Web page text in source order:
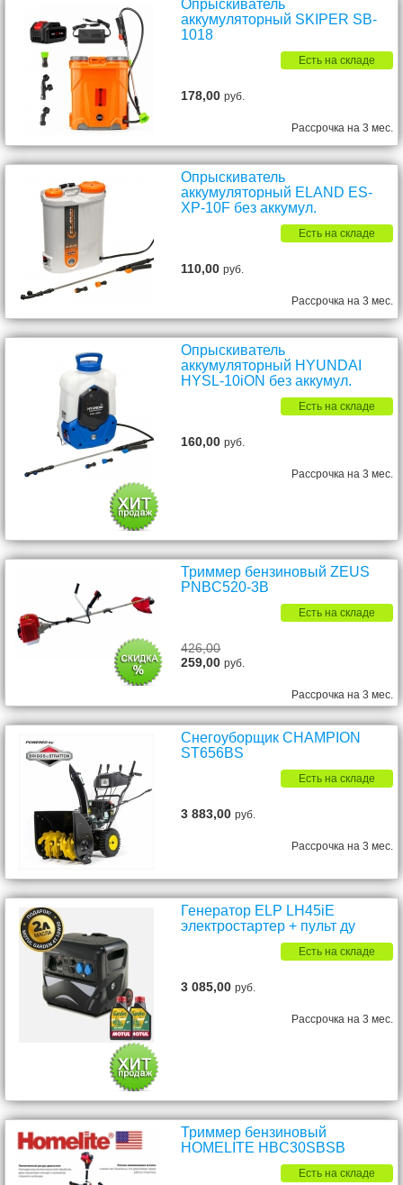
Опрыскиватель
аккумуляторный SKIPER SB-
1018
Есть на складе
178,00руб.
Рассрочка на 3 мес.
Опрыскиватель
аккумуляторный ELAND ES-
XP-10F без аккумул.
Есть на складе
110,00руб.
Рассрочка на 3 мес.
Опрыскиватель
аккумуляторный HYUNDAI
HYSL-10iON без аккумул.
Есть на складе
160,00руб.
Рассрочка на 3 мес.
Триммер бензиновый ZEUS
PNBC520-3B
Есть на складе
426,00
259,00руб.
Рассрочка на 3 мес.
Снегоуборщик CHAMPION
ST656BS
Есть на складе
3 883,00руб.
Рассрочка на 3 мес.
Генератор ELP LH45iE
электростартер + пульт ду
Есть на складе
3 085,00руб.
Рассрочка на 3 мес.
Триммер бензиновый
HOMELITE HBC30SBSB
Есть на складе